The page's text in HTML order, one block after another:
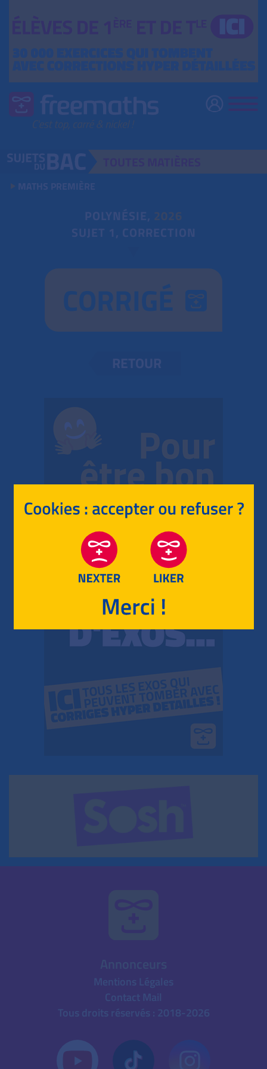
MATHS PREMIÈRE
POLYNÉSIE, 2026
SUJET 1, CORRECTION
CORRIGÉ
RETOUR
Mentions Légales
Contact Mail
Tous droits réservés : 2018-2026